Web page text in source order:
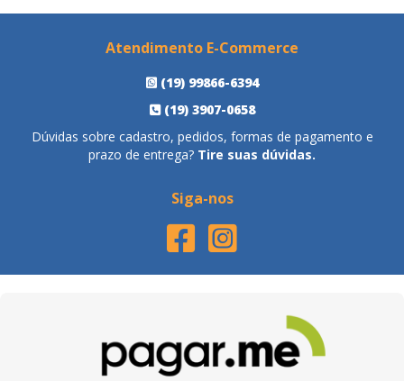
Atendimento E-Commerce
(19) 99866-6394
(19) 3907-0658
Dúvidas sobre cadastro, pedidos, formas de pagamento e
prazo de entrega? Tire suas dúvidas.
Siga-nos